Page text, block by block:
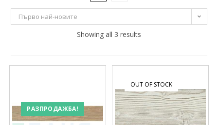
12 € 21 €
17
Производител
Първо най-новите
Showing all 3 results
РАЗПРОДАЖБА!
OUT OF STOCK